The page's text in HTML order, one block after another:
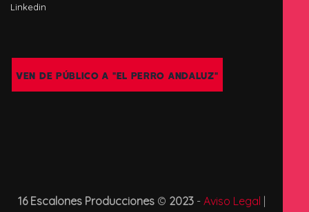
Linkedin
VEN DE PÚBLICO A "EL PERRO ANDALUZ"
16 Escalones Producciones© 2023- Aviso Legal |